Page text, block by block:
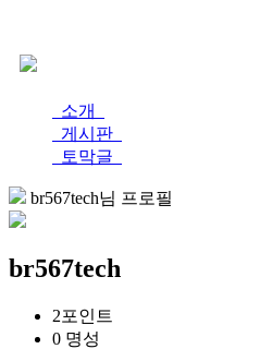
소개
게시판
토막글
br567tech님 프로필
br567tech
2포인트
0 명성